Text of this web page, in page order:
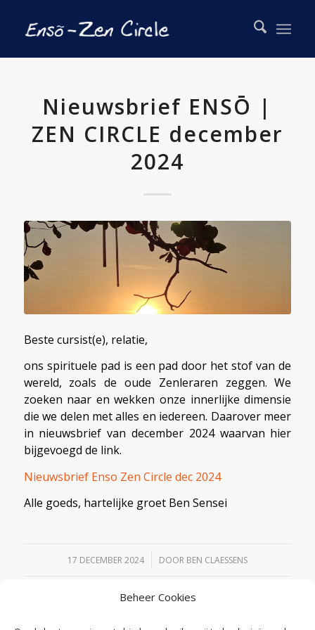
Beheer Cookies
Nieuwsbrief ENSŌ |
ZEN CIRCLE december
2024
Beste cursist(e), relatie,
ons spirituele pad is een pad door het stof van de
wereld, zoals de oude Zenleraren zeggen. We
zoeken naar en wekken onze innerlijke dimensie
die we delen met alles en iedereen. Daarover meer
in nieuwsbrief van december 2024 waarvan hier
bijgevoegd de link.
Nieuwsbrief Enso Zen Circle dec 2024
Alle goeds, hartelijke groet Ben Sensei
17 DECEMBER 2024
/ DOOR BEN CLAESSENS